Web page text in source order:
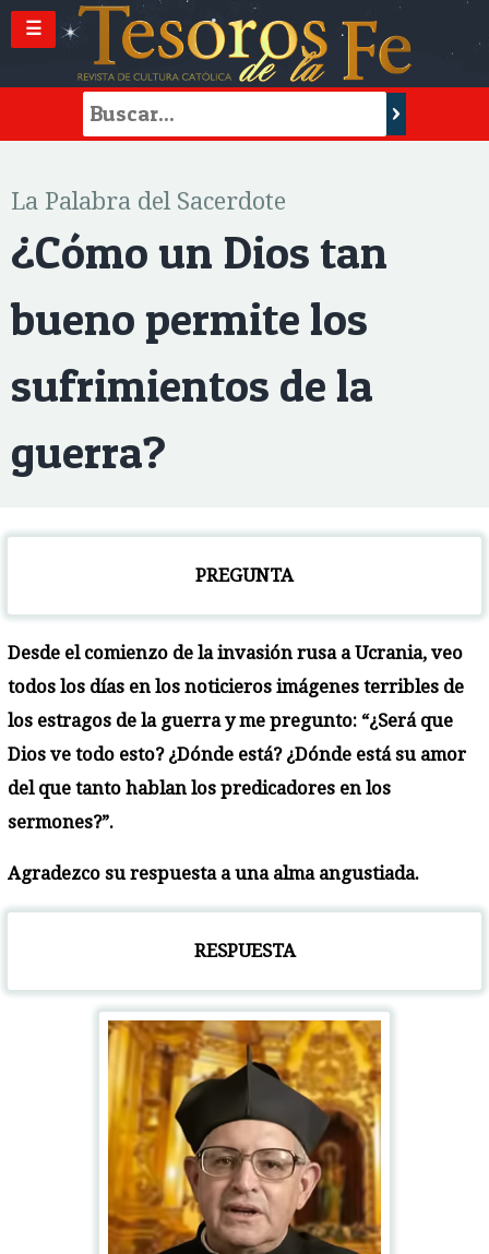
☰
La Palabra del Sacerdote
¿Cómo un Dios tan
bueno permite los
sufrimientos de la
guerra?
PREGUNTA
Desde el comienzo de la invasión rusa a Ucrania, veo
todos los días en los noticieros imágenes terribles de
los estragos de la guerra y me pregunto: “¿Será que
Dios ve todo esto? ¿Dónde está? ¿Dónde está su amor
del que tanto hablan los predicadores en los
sermones?”.
Agradezco su respuesta a una alma angustiada.
RESPUESTA